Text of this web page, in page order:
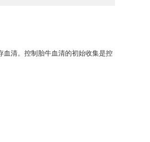
清。控制胎牛血清的初始收集是控